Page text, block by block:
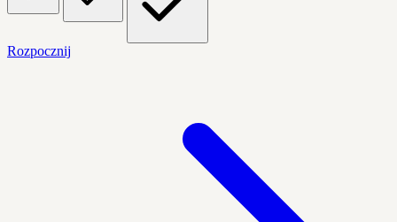
Rozpocznij